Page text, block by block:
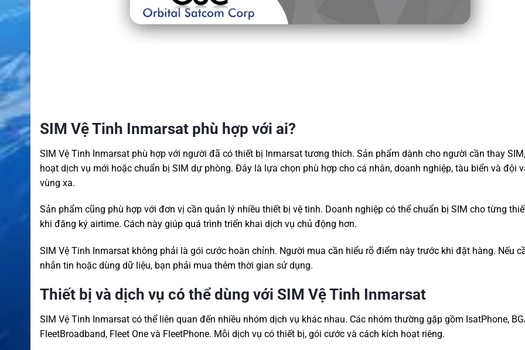
SIM Vệ Tinh Inmarsat phù hợp với ai?
SIM Vệ Tinh Inmarsat phù hợp với người đã có thiết bị Inmarsat tương thích. Sản phẩm dành cho người cần thay
hoạt dịch vụ mới hoặc chuẩn bị SIM dự phòng. Đây là lựa chọn phù hợp cho cá nhân, doanh nghiệp, tàu biển và đội
vùng xa.
Sản phẩm cũng phù hợp với đơn vị cần quản lý nhiều thiết bị vệ tinh. Doanh nghiệp có thể chuẩn bị SIM cho từng
khi đăng ký airtime. Cách này giúp quá trình triển khai dịch vụ chủ động hơn.
SIM Vệ Tinh Inmarsat không phải là gói cước hoàn chỉnh. Người mua cần hiểu rõ điểm này trước khi đặt hàng. Nếu
nhắn tin hoặc dùng dữ liệu, bạn phải mua thêm thời gian sử dụng.
Thiết bị và dịch vụ có thể dùng với SIM Vệ Tinh Inmarsat
SIM Vệ Tinh Inmarsat có thể liên quan đến nhiều nhóm dịch vụ khác nhau. Các nhóm thường gặp gồm IsatPhone,
FleetBroadband, Fleet One và FleetPhone. Mỗi dịch vụ có thiết bị, gói cước và cách kích hoạt riêng.